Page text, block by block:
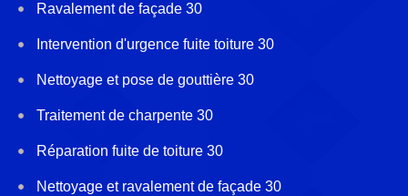
Ravalement de façade 30
Intervention d'urgence fuite toiture 30
Nettoyage et pose de gouttière 30
Traitement de charpente 30
Réparation fuite de toiture 30
Nettoyage et ravalement de façade 30